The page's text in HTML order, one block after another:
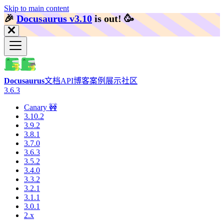
Skip to main content
🎉️Docusaurus v3.10 is out! 🥳️
Docusaurus文档API博客案例展示社区
3.6.3
Canary 🚧
3.10.2
3.9.2
3.8.1
3.7.0
3.6.3
3.5.2
3.4.0
3.3.2
3.2.1
3.1.1
3.0.1
2.x